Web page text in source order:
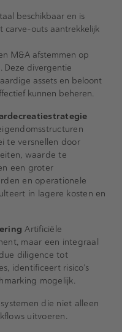
beschikbaar en is
carve-outs aantrekkelijk
M&A afstemmen op
Deze divergentie
assets en beloont
kunnen beheren.
te versnellen door
waarde te
een groter
en operationele
in lagere kosten en
Artificiële
maar een integraal
diligence tot
identificeert risico’s
mogelijk.
die niet alleen
uitvoeren.